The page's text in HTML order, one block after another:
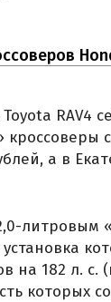
RAV4
а в
литровым
на 182 л. с.
которых